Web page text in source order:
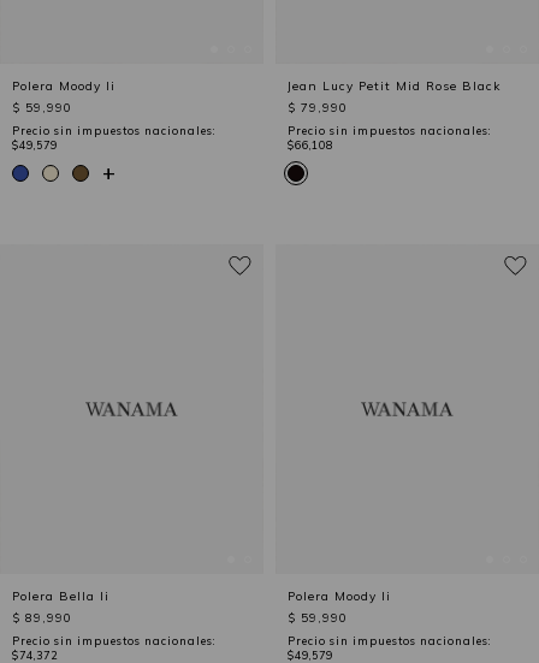
Polera Moody Ii
$ 59,990
Precio sin impuestos nacionales:
$49,579
+
Jean Lucy Petit Mid Rose Black
$ 79,990
Precio sin impuestos nacionales:
$66,108
Polera Bella Ii
$ 89,990
Precio sin impuestos nacionales:
$74,372
Polera Moody Ii
$ 59,990
Precio sin impuestos nacionales:
$49,579